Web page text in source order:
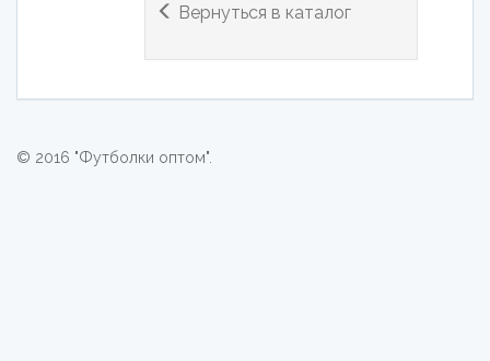
Вернуться в каталог
© 2016 "Футболки оптом".